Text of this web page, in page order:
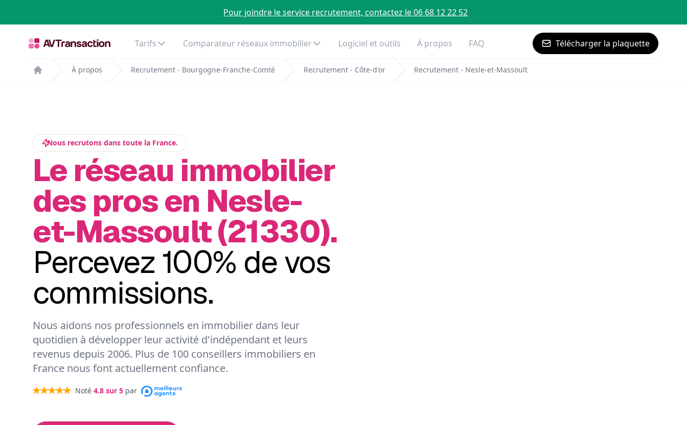
Pour joindre le service recrutement, contactez le 06 68 12 22 52
Tarifs Comparateur réseaux immobilier Logiciel et outils À propos FAQ Télécharger la plaquette
Home
À propos Recrutement - Bourgogne-Franche-Comté Recrutement - Côte-d'or Recrutement - Nesle-et-Massoult
Nous recrutons dans toute la France.
Le réseau immobilier
des pros en Nesle-
et-Massoult (21330).
Percevez 100% de vos
commissions.
Nous aidons nos professionnels en immobilier dans leur
quotidien à développer leur activité d'indépendant et leurs
revenus depuis 2006. Plus de 100 conseillers immobiliers en
France nous font actuellement confiance.
Noté 4.8 sur 5 par